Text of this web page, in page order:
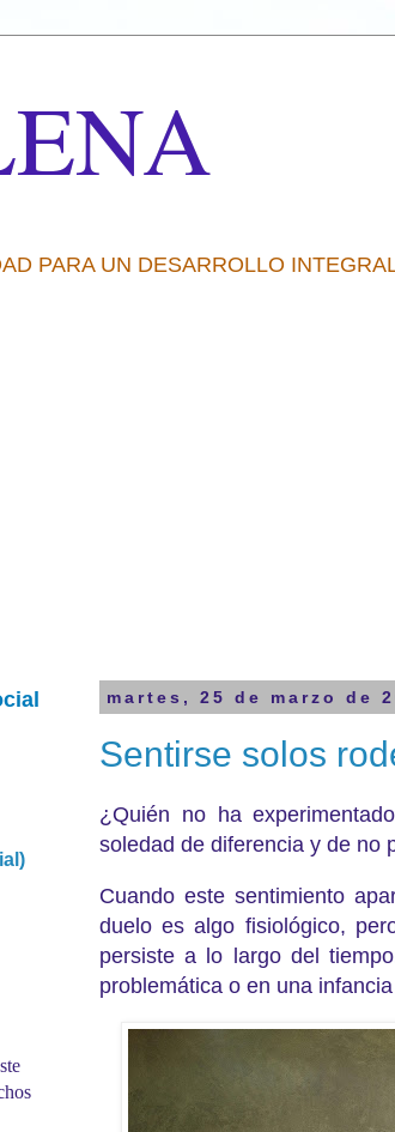
PARA UN DESARROLLO
martes, 25 de marzo de
Sentirse solos
¿Quién no ha
soledad de diferencia y de no
Cuando este sentimiento
duelo es algo fisiológico,
persiste a lo largo del
problemática o en una